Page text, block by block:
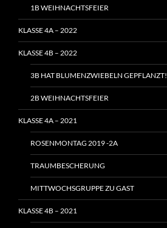
1B WEIHNACHTSFEIER
KLASSE 4A – 2022
KLASSE 4B – 2022
3B HAT BLUMENZWIEBELN GEPFLANZT!
2B WEIHNACHTSFEIER
KLASSE 4A – 2021
ROSENMONTAG 2019 -2A
TRAUMBESCHERUNG
MITTWOCHSGRUPPE ZU GAST
KLASSE 4B – 2021